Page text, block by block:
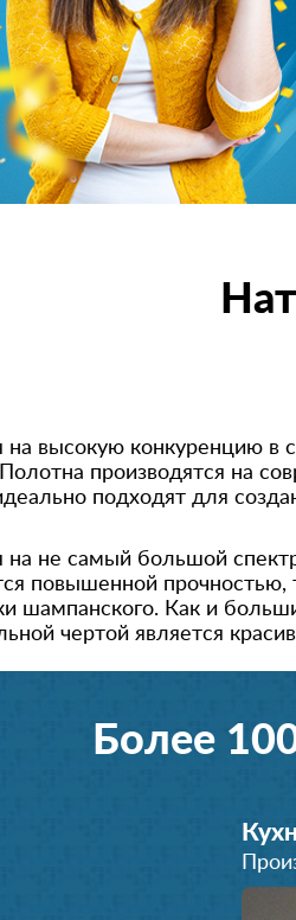
на высокую конкуренцию в
производятся на
подходят для
на не самый большой
повышенной прочностью,
шампанского. Как и
чертой является
Более